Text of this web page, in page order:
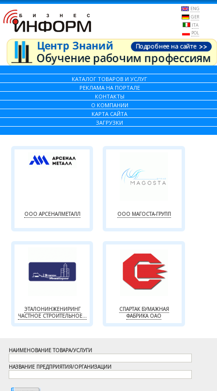
ENG
GER
ITA
POL
КАТАЛОГ ТОВАРОВ И УСЛУГ
РЕКЛАМА НА ПОРТАЛЕ
КОНТАКТЫ
О КОМПАНИИ
КАРТА САЙТА
ЗАГРУЗКИ
ООО АРСЕНАЛМЕТАЛЛ ООО МАГОСТА-ГРУПП
ЭТАЛОНИНЖЕНИРИНГ
ЧАСТНОЕ СТРОИТЕЛЬНОЕ...
СПАРТАК БУМАЖНАЯ
ФАБРИКА ОАО
НАИМЕНОВАНИЕ ТОВАРА/УСЛУГИ
НАЗВАНИЕ ПРЕДПРИЯТИЯ/ОРГАНИЗАЦИИ